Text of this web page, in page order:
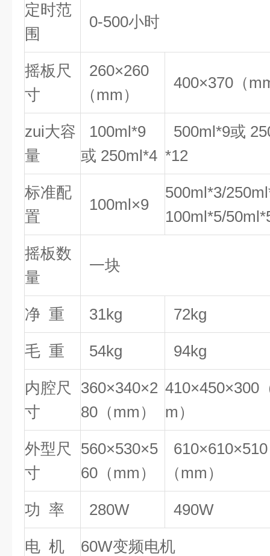
定时范
围
0-500小时
摇板尺
寸
260×260
（mm）
400×370（
zui大容
量
100ml*9
或 250ml*4
500ml*9或
*12
标准配
置
100ml×9
500ml*3/
100ml*5/
摇板数
量
一块
净 重 31kg 72kg
毛 重 54kg 94kg
内腔尺
寸
360×340×2
80（mm）
410×450×300
m）
外型尺
寸
560×530×5
60（mm）
610×610×510
（mm）
功 率 280W 490W
电 机 60W变频电机